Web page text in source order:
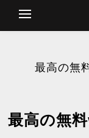
最高の無
最高の無